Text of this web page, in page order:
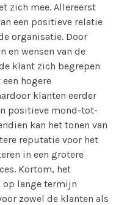
zich mee. Allereerst
een positieve relatie
organisatie. Door
en wensen van de
klant zich begrepen
hogere
klanten eerder
positieve mond-tot-
kan het tonen van
reputatie voor het
in een grotere
Kortom, het
op lange termijn
zowel de klanten als